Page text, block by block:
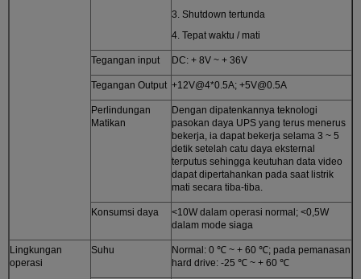
3. Shutdown tertunda
4. Tepat waktu / mati
Tegangan input DC: + 8V ~ + 36V
Tegangan Output +12V@4*0.5A; +5V@0.5A
Perlindungan
Matikan
Dengan dipatenkannya teknologi
pasokan daya UPS yang terus menerus
bekerja, ia dapat bekerja selama 3 ~ 5
detik setelah catu daya eksternal
terputus sehingga keutuhan data video
dapat dipertahankan pada saat listrik
mati secara tiba-tiba.
Konsumsi daya
<10W dalam operasi normal; <0,5W
dalam mode siaga
Lingkungan
operasi
Suhu
Normal: 0 ℃ ~ + 60 ℃; pada pemanasan
hard drive: -25 ℃ ~ + 60 ℃